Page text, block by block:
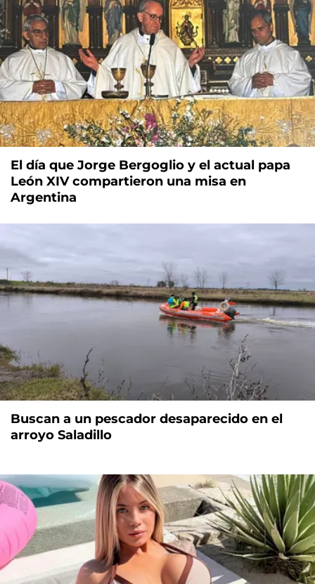
El día que Jorge Bergoglio y el actual papa
León XIV compartieron una misa en
Argentina
Buscan a un pescador desaparecido en el
arroyo Saladillo